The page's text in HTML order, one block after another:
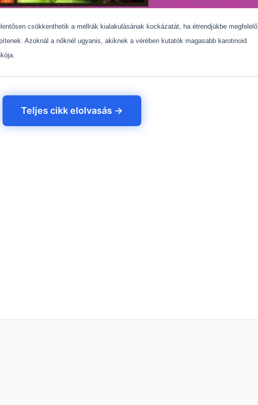
csökkenthetik a mellrák kialakulásának kockázatát, ha étrendjükbe megfelelő
Azoknál a nőknél ugyanis, akiknek a vérében kutatók magasabb karotinoid
Teljes cikk elolvasás →